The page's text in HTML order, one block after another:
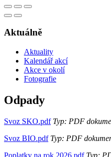
Aktuálně
Aktuality
Kalendář akcí
Akce v okolí
Fotografie
Odpady
Svoz SKO.pdfTyp: PDF
Svoz BIO.pdfTyp: PDF
Poplatky na rok 2026.pdfTyp: